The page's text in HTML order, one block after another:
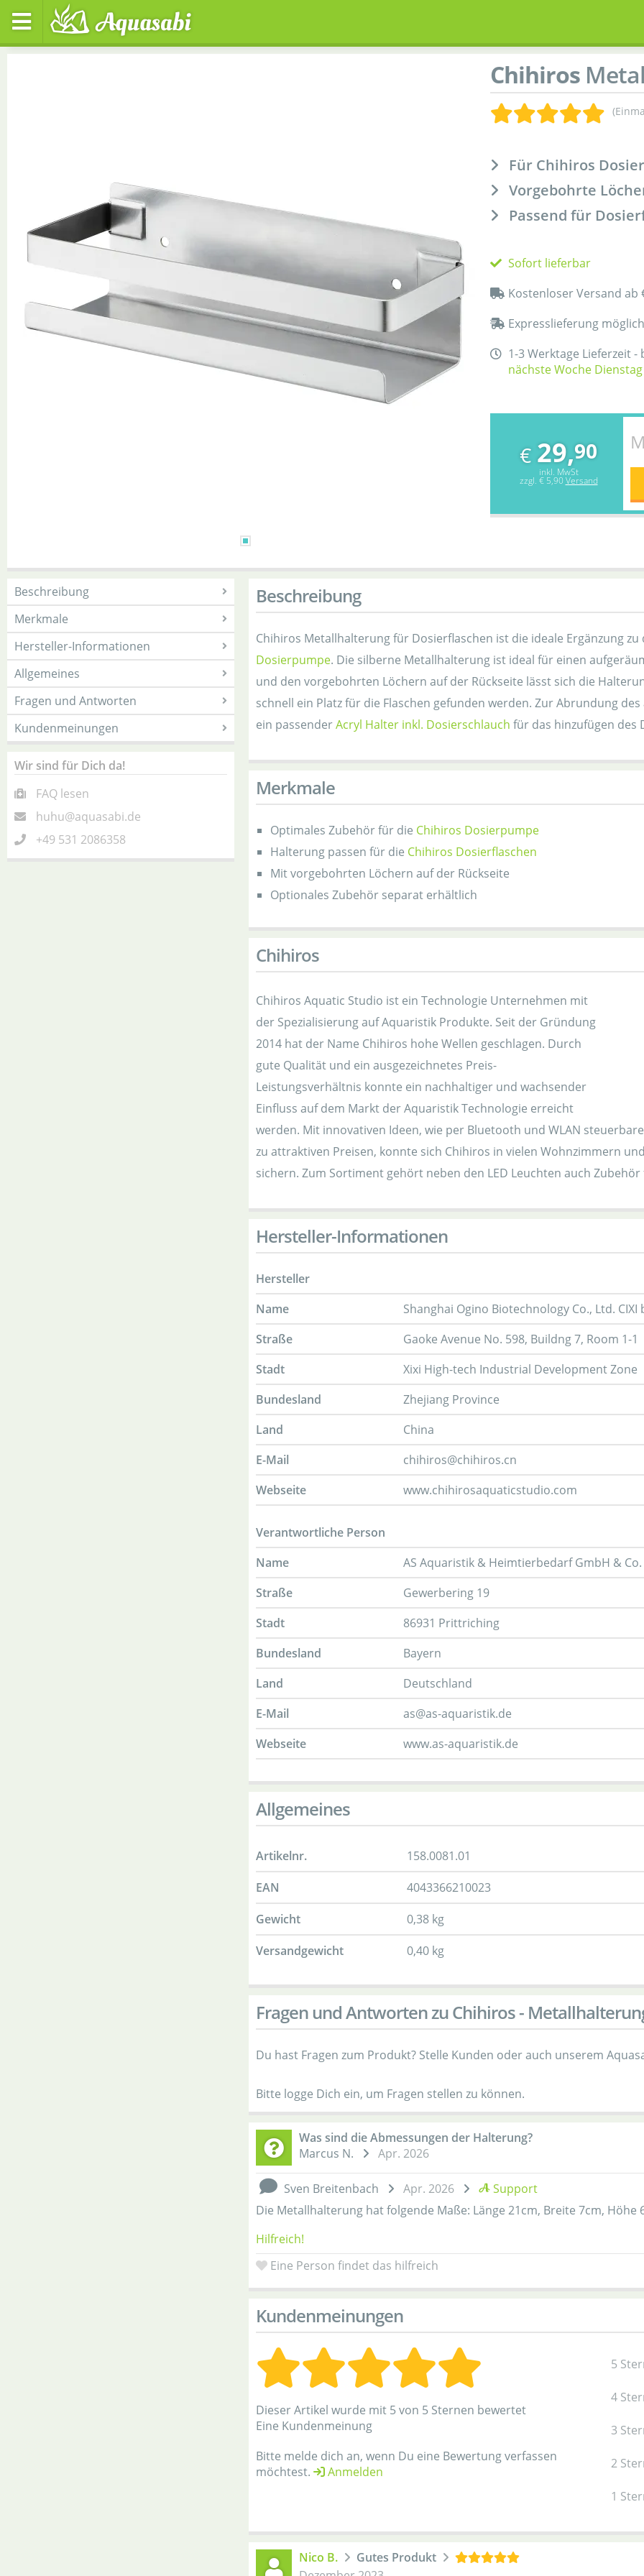
Chihiros
Für Chihiros
Vorgebohrte
Passend für
Sofort lieferbar
Kostenloser Versand ab
Expresslieferung möglich
1-3 Werktage Lieferzeit
nächste Woche Dienstag
€ 29,90
inkl. MwSt
zzgl. € 5,90 Versand
Beschreibung
Merkmale
Hersteller-Informationen
Allgemeines
Fragen und Antworten
Kundenmeinungen
Wir sind für Dich da!
FAQ lesen
huhu@aquasabi.de
+49 531 2086358
Beschreibung
Chihiros Metallhalterung für Dosierflaschen ist die ideale Ergänzung zu
Dosierpumpe. Die silberne Metallhalterung ist ideal für einen
und den vorgebohrten Löchern auf der Rückseite lässt sich die
schnell ein Platz für die Flaschen gefunden werden. Zur Abrundung
ein passenderAcryl Halter inkl. Dosierschlauch für das hinzufügen des
Merkmale
Optimales Zubehör für die Chihiros Dosierpumpe
Halterung passen für die Chihiros Dosierflaschen
Mit vorgebohrten Löchern auf der Rückseite
Optionales Zubehör separat erhältlich
Chihiros
Chihiros Aquatic Studio ist ein Technologie Unternehmen mit
der Spezialisierung auf Aquaristik Produkte. Seit der Gründung
2014 hat der Name Chihiros hohe Wellen geschlagen. Durch
gute Qualität und ein ausgezeichnetes Preis-
Leistungsverhältnis konnte ein nachhaltiger und wachsender
Einfluss auf dem Markt der Aquaristik Technologie erreicht
werden. Mit innovativen Ideen, wie per Bluetooth und WLAN
zu attraktiven Preisen, konnte sich Chihiros in vielen Wohnzimmern
sichern. Zum Sortiment gehört neben den LED Leuchten auch
Hersteller-Informationen
Hersteller
Name
Shanghai Ogino Biotechnology Co., Ltd. CIXI
Straße
Gaoke Avenue No. 598, Buildng 7, Room 1-1
Stadt
Xixi High-tech Industrial Development Zone
Bundesland
Zhejiang Province
Land
China
E-Mail
chihiros@chihiros.cn
Webseite
www.chihirosaquaticstudio.com
Verantwortliche Person
Name
AS Aquaristik & Heimtierbedarf GmbH & Co.
Straße
Gewerbering 19
Stadt
86931 Prittriching
Bundesland
Bayern
Land
Deutschland
E-Mail
as@as-aquaristik.de
Webseite
www.as-aquaristik.de
Allgemeines
Artikelnr.
158.0081.01
EAN
4043366210023
Gewicht
0,38 kg
Versandgewicht
0,40 kg
Fragen und Antworten zu Chihiros -
Du hast Fragen zum Produkt? Stelle Kunden oder auch unserem
Bitte logge Dich ein, um Fragen stellen zu können.
Was sind die Abmessungen der Halterung?
Marcus N.
Apr. 2026
Sven Breitenbach Apr. 2026
Support
Die Metallhalterung hat folgende Maße: Länge 21cm, Breite 7cm, Höhe
Hilfreich!
Eine Person findet das hilfreich
Kundenmeinungen
Dieser Artikel wurde mit 5 von 5 Sternen bewertet
Eine Kundenmeinung
Bitte melde dich an, wenn Du eine Bewertung verfassen
möchtest.
Anmelden
5
4
3
2
1
Nico B.
Gutes Produkt